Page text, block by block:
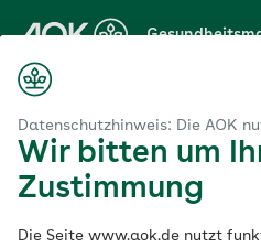
Datenschutzhinweis: Die AOK
Wir bitten um
Zustimmung
Die Seite www.aok.de nutzt
Hauptinhalt
springen